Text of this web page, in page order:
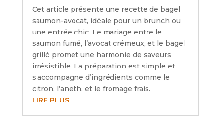
Cet article présente une recette de bagel
saumon-avocat, idéale pour un brunch ou
une entrée chic. Le mariage entre le
saumon fumé, l’avocat crémeux, et le bagel
grillé promet une harmonie de saveurs
irrésistible. La préparation est simple et
s’accompagne d’ingrédients comme le
citron, l’aneth, et le fromage frais.
LIRE PLUS